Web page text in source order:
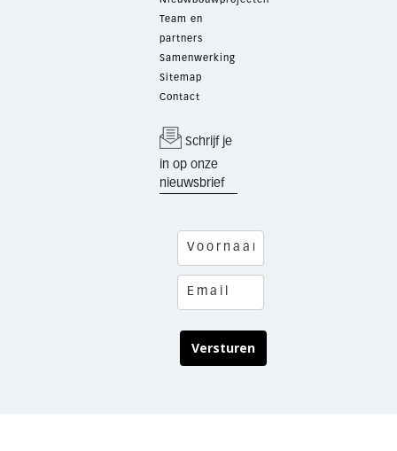
Team en
partners
Samenwerking
Sitemap
Contact
Schrijf je
in op onze
nieuwsbrief
Versturen